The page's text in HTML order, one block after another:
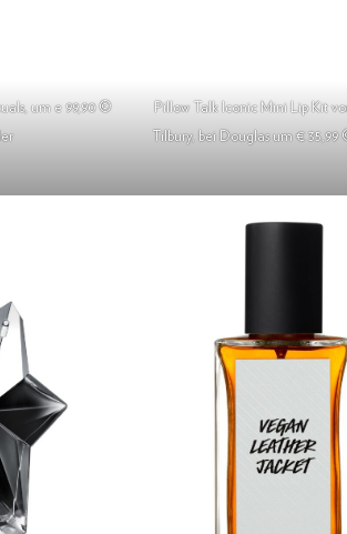
um e 99,90 ©
Pillow Talk Iconic Mini Lip Kit
Tilbury, bei Douglas um €